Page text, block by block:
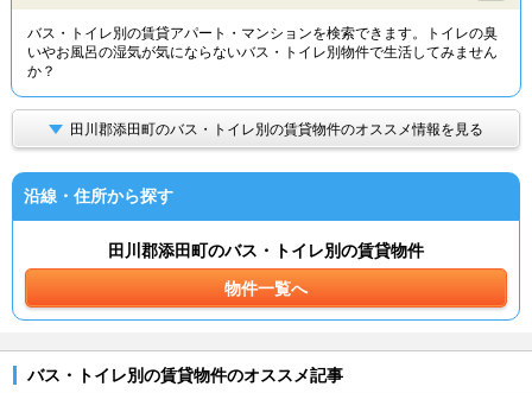
TOP
バス・トイレ別の賃貸アパート・マンションを検索できます。トイレの臭
いやお風呂の湿気が気にならないバス・トイレ別物件で生活してみません
か？
田川郡添田町のバス・トイレ別の賃貸物件のオススメ情報を見る
沿線・住所から探す
田川郡添田町のバス・トイレ別の賃貸物件
物件一覧へ
バス・トイレ別の賃貸物件のオススメ記事